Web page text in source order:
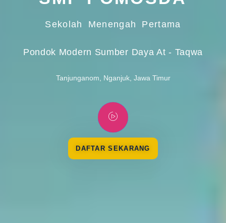
Sekolah Menengah Pertama
Pondok Modern Sumber Daya At - Taqwa
Tanjunganom, Nganjuk, Jawa Timur
DAFTAR SEKARANG